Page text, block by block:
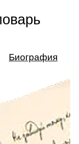
Биография